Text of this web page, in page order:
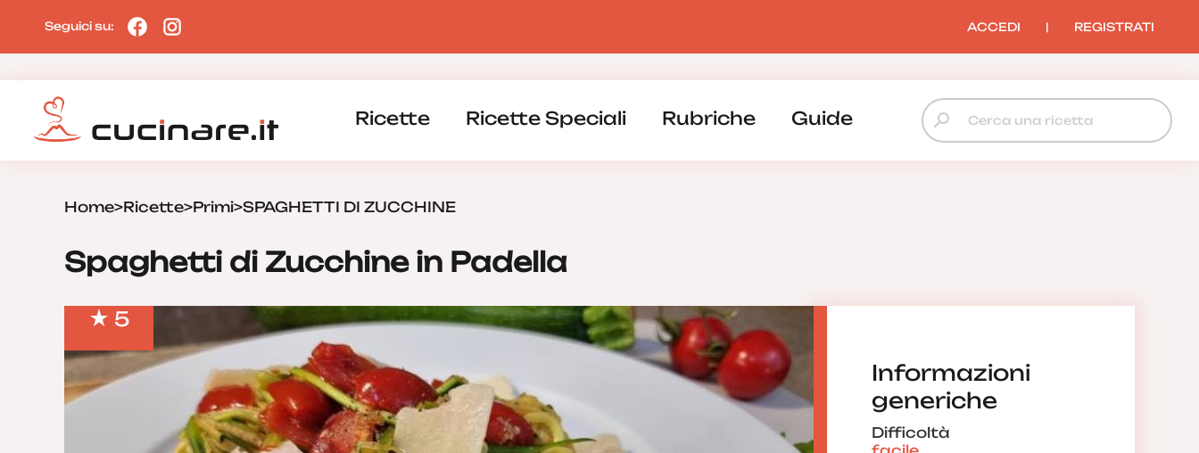
Seguici su: ACCEDI | REGISTRATI
Ricette Ricette Speciali Rubriche Guide
Home>Ricette>Primi>SPAGHETTI DI ZUCCHINE
Spaghetti di Zucchine in Padella
5
Informazioni
generiche
Difficoltà